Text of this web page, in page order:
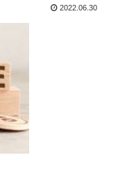
2022.06.30